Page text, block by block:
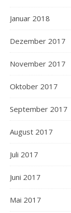
Januar 2018
Dezember 2017
November 2017
Oktober 2017
September 2017
August 2017
Juli 2017
Juni 2017
Mai 2017